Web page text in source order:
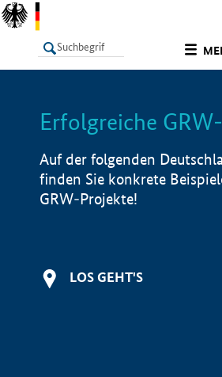
LISTE
Erfolgreiche
Auf der folgenden
finden Sie konkrete
GRW-Projekte!
LOS GEHT'S